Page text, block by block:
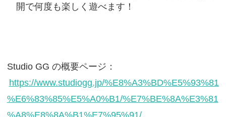
開で何度も楽しく遊べます！
Studio GG の概要ページ：
https://www.studiogg.jp/%E8%A3%BD%E5%93%81
%E6%83%85%E5%A0%B1/%E7%BE%8A%E3%81
%A8%E8%8A%B1%E7%95%91/